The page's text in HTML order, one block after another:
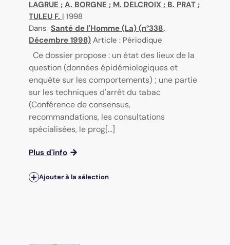
LAGRUE ; A. BORGNE ; M. DELCROIX ; B. PRAT ;
TULEU F. | 1998
Dans Santé de l'Homme (La) (n°338,
Décembre 1998) Article : Périodique
Ce dossier propose : un état des lieux de la
question (données épidémiologiques et
enquête sur les comportements) ; une partie
sur les techniques d'arrêt du tabac
(Conférence de consensus,
recommandations, les consultations
spécialisées, le prog[...]
Plus d'info
Ajouter à la sélection